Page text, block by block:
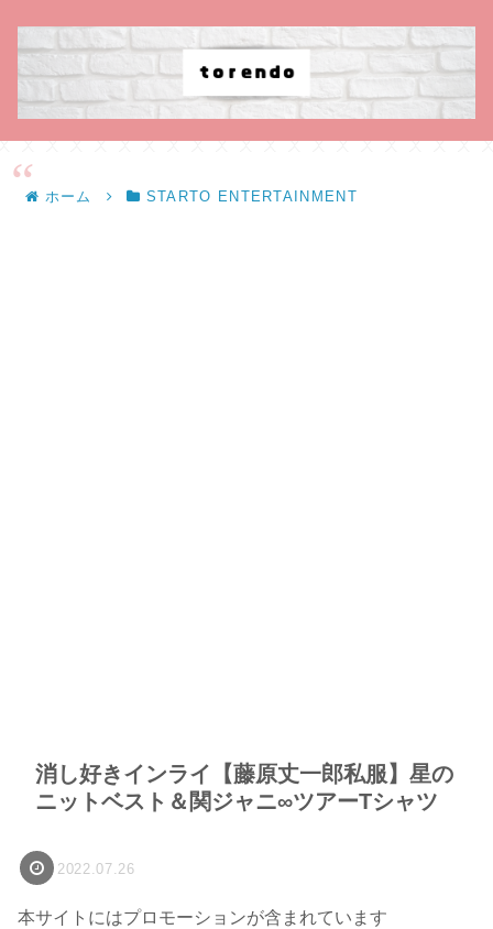
ホーム STARTO ENTERTAINMENT
消し好きインライ【藤原丈一郎私服】星の
ニットベスト＆関ジャニ∞ツアーTシャツ
2022.07.26
本サイトにはプロモーションが含まれています